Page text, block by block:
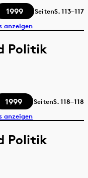
1999 SeitenS.113–117
anzeigen
Politik
1999 SeitenS.118–118
anzeigen
Politik